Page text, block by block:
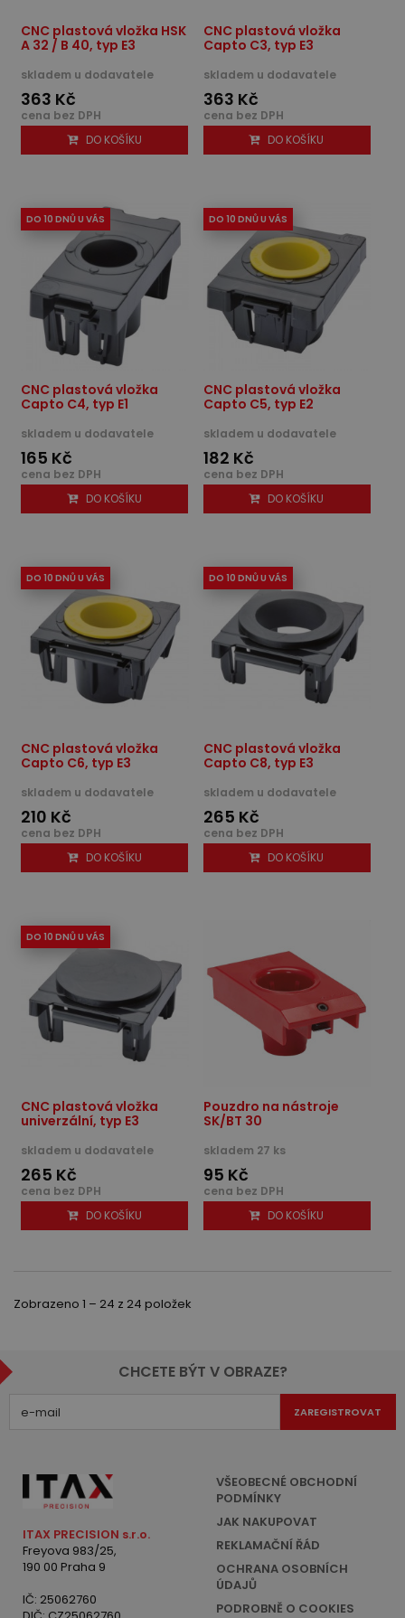
CNC plastová vložka HSK
A 32 / B 40, typ E3
skladem u dodavatele
363 Kč
cena bez DPH
DO KOŠÍKU
CNC plastová vložka
Capto C3, typ E3
skladem u dodavatele
363 Kč
cena bez DPH
DO KOŠÍKU
DO 10 DNŮ U VÁS
CNC plastová vložka
Capto C4, typ E1
skladem u dodavatele
165 Kč
cena bez DPH
DO KOŠÍKU
DO 10 DNŮ U VÁS
CNC plastová vložka
Capto C5, typ E2
skladem u dodavatele
182 Kč
cena bez DPH
DO KOŠÍKU
DO 10 DNŮ U VÁS
CNC plastová vložka
Capto C6, typ E3
skladem u dodavatele
210 Kč
cena bez DPH
DO KOŠÍKU
DO 10 DNŮ U VÁS
CNC plastová vložka
Capto C8, typ E3
skladem u dodavatele
265 Kč
cena bez DPH
DO KOŠÍKU
DO 10 DNŮ U VÁS
CNC plastová vložka
univerzální, typ E3
skladem u dodavatele
265 Kč
cena bez DPH
DO KOŠÍKU
Pouzdro na nástroje
SK/BT 30
skladem 27 ks
95 Kč
cena bez DPH
DO KOŠÍKU
Zobrazeno 1 – 24 z 24 položek
CHCETE BÝT V OBRAZE?
ZAREGISTROVAT
ITAX PRECISION s.r.o.
Freyova 983/25,
190 00 Praha 9
IČ: 25062760
VŠEOBECNÉ OBCHODNÍ
PODMÍNKY
JAK NAKUPOVAT
REKLAMAČNÍ ŘÁD
OCHRANA OSOBNÍCH
ÚDAJŮ
PODROBNĚ O COOKIES